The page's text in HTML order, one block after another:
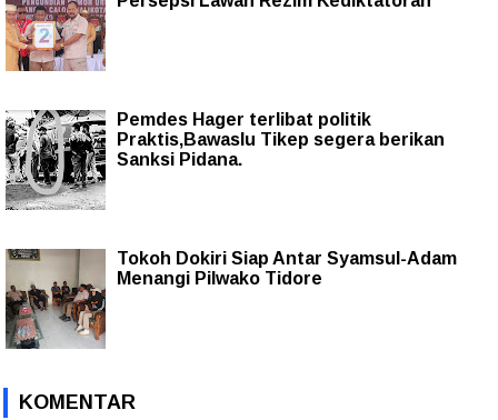
Pemdes Hager terlibat politik
Praktis,Bawaslu Tikep segera berikan
Sanksi Pidana.
Tokoh Dokiri Siap Antar Syamsul-Adam
Menangi Pilwako Tidore
KOMENTAR